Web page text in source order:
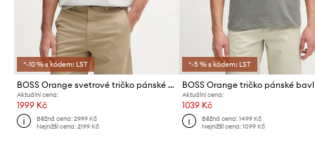
*-10 % s kódem: LST
BOSS Orange svetrové tričko pánské s bavlnou
Aktuální cena:
1999 Kč
Běžná cena:2999 Kč
Nejnižší cena:2199 Kč
*-5 % s kódem: LST
Aktuální cena:
1039 Kč
Běžná cena: 1499 Kč
Nejnižší cena: 1099 Kč